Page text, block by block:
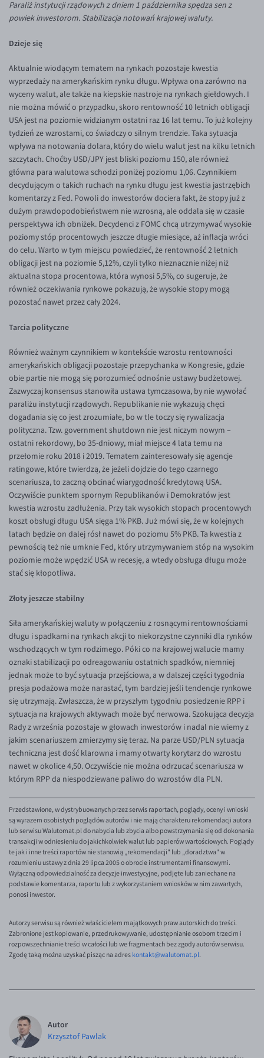
Inne pary walutowe
BGN/PLN
CAD/PLN
CNY/PLN
HKD/PLN
HUF/PLN
ILS/PLN
JPY/PLN
NZD/PLN
RON/PLN
SGD/PLN
TRY/PLN
ZAR/PLN
EUR/USD
EUR/GBP
EUR/DKK
EUR/NOK
EUR/SEK
EUR/AUD
EUR/BGN
EUR/CAD
EUR/CNY
EUR/HKD
EUR/HUF
EUR/ILS
EUR/JPY
EUR/NZD
EUR/RON
EUR/TRY
EUR/ZAR
GBP/USD
USD/CHF
GBP/CHF
Aplikacja mobilna
Pomoc
Pomoc
FAQ
Konto i opłaty
Wymiana walut
Banki i przelewy
Przelewy zagraniczne
Słowniczek
Poradnik
Kontakt
Dla mediów
Paraliż instytucji rządowych z dniem 1 października spędza sen z
powiek inwestorom. Stabilizacja notowań krajowej waluty.
Dzieje się
Aktualnie wiodącym tematem na rynkach pozostaje kwestia
wyprzedaży na amerykańskim rynku długu. Wpływa ona zarówno na
wyceny walut, ale także na kiepskie nastroje na rynkach giełdowych. I
nie można mówić o przypadku, skoro rentowność 10 letnich obligacji
USA jest na poziomie widzianym ostatni raz 16 lat temu. To już kolejny
tydzień ze wzrostami, co świadczy o silnym trendzie. Taka sytuacja
wpływa na notowania dolara, który do wielu walut jest na kilku letnich
szczytach. Choćby USD/JPY jest bliski poziomu 150, ale również
główna para walutowa schodzi poniżej poziomu 1,06. Czynnikiem
decydującym o takich ruchach na rynku długu jest kwestia jastrzębich
komentarzy z Fed. Powoli do inwestorów dociera fakt, że stopy już z
dużym prawdopodobieństwem nie wzrosną, ale oddala się w czasie
perspektywa ich obniżek. Decydenci z FOMC chcą utrzymywać wysokie
poziomy stóp procentowych jeszcze długie miesiące, aż inflacja wróci
do celu. Warto w tym miejscu powiedzieć, że rentowność 2 letnich
obligacji jest na poziomie 5,12%, czyli tylko nieznacznie niżej niż
aktualna stopa procentowa, która wynosi 5,5%, co sugeruje, że
również oczekiwania rynkowe pokazują, że wysokie stopy mogą
pozostać nawet przez cały 2024.
Tarcia polityczne
Również ważnym czynnikiem w kontekście wzrostu rentowności
amerykańskich obligacji pozostaje przepychanka w Kongresie, gdzie
obie partie nie mogą się porozumieć odnośnie ustawy budżetowej.
Zazwyczaj konsensus stanowiła ustawa tymczasowa, by nie wywołać
paraliżu instytucji rządowych. Republikanie nie wykazują chęci
dogadania się co jest zrozumiałe, bo w tle toczy się rywalizacja
polityczna. Tzw. government shutdown nie jest niczym nowym –
ostatni rekordowy, bo 35-dniowy, miał miejsce 4 lata temu na
przełomie roku 2018 i 2019. Tematem zainteresowały się agencje
ratingowe, które twierdzą, że jeżeli dojdzie do tego czarnego
scenariusza, to zaczną obcinać wiarygodność kredytową USA.
Oczywiście punktem spornym Republikanów i Demokratów jest
kwestia wzrostu zadłużenia. Przy tak wysokich stopach procentowych
koszt obsługi długu USA sięga 1% PKB. Już mówi się, że w kolejnych
latach będzie on dalej rósł nawet do poziomu 5% PKB. Ta kwestia z
pewnością też nie umknie Fed, który utrzymywaniem stóp na wysokim
poziomie może wpędzić USA w recesję, a wtedy obsługa długu może
stać się kłopotliwa.
Złoty jeszcze stabilny
Siła amerykańskiej waluty w połączeniu z rosnącymi rentownościami
długu i spadkami na rynkach akcji to niekorzystne czynniki dla rynków
wschodzących w tym rodzimego. Póki co na krajowej walucie mamy
oznaki stabilizacji po odreagowaniu ostatnich spadków, niemniej
jednak może to być sytuacja przejściowa, a w dalszej części tygodnia
presja podażowa może narastać, tym bardziej jeśli tendencje rynkowe
się utrzymają. Zwłaszcza, że w przyszłym tygodniu posiedzenie RPP i
sytuacja na krajowych aktywach może być nerwowa. Szokująca decyzja
Rady z września pozostaje w głowach inwestorów i nadal nie wiemy z
jakim scenariuszem zmierzymy się teraz. Na parze USD/PLN sytuacja
techniczna jest dość klarowna i mamy otwarty korytarz do wzrostu
nawet w okolice 4,50. Oczywiście nie można odrzucać scenariusza w
którym RPP da niespodziewane paliwo do wzrostów dla PLN.
Przedstawione, w dystrybuowanych przez serwis raportach, poglądy, oceny i wnioski
są wyrazem osobistych poglądów autorów i nie mają charakteru rekomendacji autora
lub serwisu Walutomat.pl do nabycia lub zbycia albo powstrzymania się od dokonania
transakcji w odniesieniu do jakichkolwiek walut lub papierów wartościowych. Poglądy
te jak i inne treści raportów nie stanowią „rekomendacji" lub „doradztwa" w
rozumieniu ustawy z dnia 29 lipca 2005 o obrocie instrumentami finansowymi.
Wyłączną odpowiedzialność za decyzje inwestycyjne, podjęte lub zaniechane na
podstawie komentarza, raportu lub z wykorzystaniem wniosków w nim zawartych,
ponosi inwestor.
Autorzy serwisu są również właścicielem majątkowych praw autorskich do treści.
Zabronione jest kopiowanie, przedrukowywanie, udostępnianie osobom trzecim i
rozpowszechnianie treści w całości lub we fragmentach bez zgody autorów serwisu.
Zgodę taką można uzyskać pisząc na adres kontakt@walutomat.pl.
Autor
Krzysztof Pawlak